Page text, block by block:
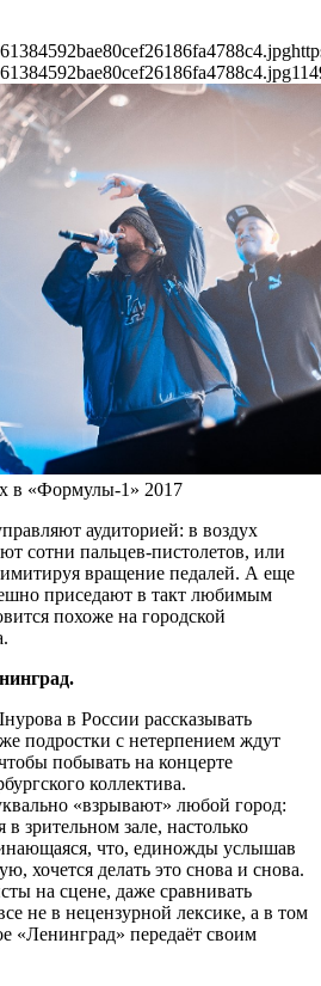
в «Формулы-1» 2017
аудиторией: в воздух
сотни пальцев-пистолетов, или
имитируя вращение педалей. А еще
приседают в такт любимым
похоже на городской
в России рассказывать
подростки с нетерпением ждут
побывать на концерте
коллектива.
«взрывают» любой город:
зрительном зале, настолько
что, единожды услышав
хочется делать это снова и снова.
на сцене, даже сравнивать
не в нецензурной лексике, а в том
«Ленинград» передаёт своим